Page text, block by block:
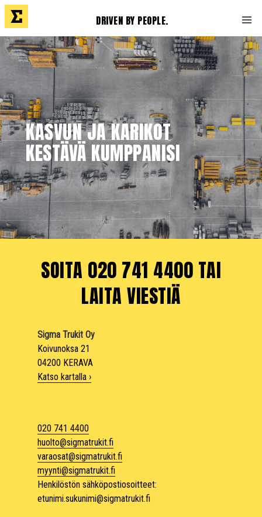
DRIVEN BY PEOPLE.
KASVUN JA KARIKOT
KESTÄVÄ KUMPPANISI
SOITA 020 741 4400 TAI
LAITA VIESTIÄ
Sigma Trukit Oy
Koivunoksa 21
04200 KERAVA
Katso kartalla ›
020 741 4400
huolto@sigmatrukit.fi
varaosat@sigmatrukit.fi
myynti@sigmatrukit.fi
Henkilöstön sähköpostiosoitteet:
etunimi.sukunimi@sigmatrukit.fi